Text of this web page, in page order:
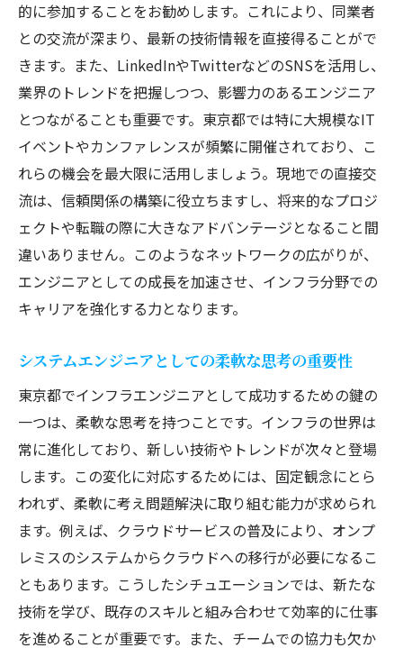
戦略
キャリアパスの選択東京都でのインフラエンジ
ニアとしての未来
東京都でのインフラエンジニアの多様な進
路
キャリアプランニングの重要性と実践法
技術スペシャリストとしての道
プロジェクトマネージャーを目指すステッ
プ
東京都での起業の可能性と挑戦
インフラエンジニアとしての長期的ビジョ
アの成功ストーリー
成功したインフラエンジニアのキャリアパ
ス
成功事例から学ぶスキルセットの重要性
東京都での成功を支えたネットワークと人
脈
著名なインフラエンジニアの仕事へのアプ
ローチ
実践から得られる学びと成長のヒント
的に参加することをお勧めします。これにより、同業者
との交流が深まり、最新の技術情報を直接得ることがで
きます。また、LinkedInやTwitterなどのSNSを活用し、
業界のトレンドを把握しつつ、影響力のあるエンジニア
とつながることも重要です。東京都では特に大規模なIT
イベントやカンファレンスが頻繁に開催されており、こ
れらの機会を最大限に活用しましょう。現地での直接交
流は、信頼関係の構築に役立ちますし、将来的なプロジ
ェクトや転職の際に大きなアドバンテージとなること間
違いありません。このようなネットワークの広がりが、
エンジニアとしての成長を加速させ、インフラ分野での
キャリアを強化する力となります。
システムエンジニアとしての柔軟な思考の重要性
東京都でインフラエンジニアとして成功するための鍵の
一つは、柔軟な思考を持つことです。インフラの世界は
常に進化しており、新しい技術やトレンドが次々と登場
します。この変化に対応するためには、固定観念にとら
われず、柔軟に考え問題解決に取り組む能力が求められ
ます。例えば、クラウドサービスの普及により、オンプ
レミスのシステムからクラウドへの移行が必要になるこ
ともあります。こうしたシチュエーションでは、新たな
技術を学び、既存のスキルと組み合わせて効率的に仕事
を進めることが重要です。また、チームでの協力も欠か